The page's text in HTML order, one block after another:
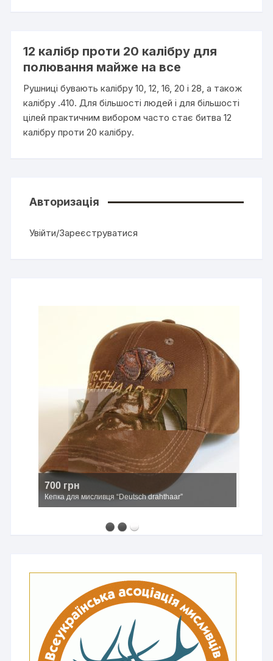
12 калібр проти 20 калібру для
полювання майже на все
Рушниці бувають калібру 10, 12, 16, 20 і 28, а також
калібру .410. Для більшості людей і для більшості
цілей практичним вибором часто стає битва 12
калібру проти 20 калібру.
Авторизація
Увійти/Зареєструватися
700 грн
Кепка для мисливця “Deutsch drahthaar”